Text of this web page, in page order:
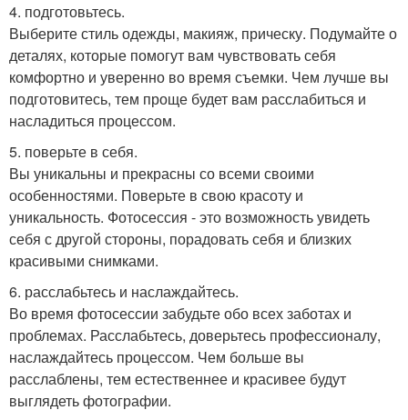
4. подготовьтесь.
Выберите стиль одежды, макияж, прическу. Подумайте о
деталях, которые помогут вам чувствовать себя
комфортно и уверенно во время съемки. Чем лучше вы
подготовитесь, тем проще будет вам расслабиться и
насладиться процессом.
5. поверьте в себя.
Вы уникальны и прекрасны со всеми своими
особенностями. Поверьте в свою красоту и
уникальность. Фотосессия - это возможность увидеть
себя с другой стороны, порадовать себя и близких
красивыми снимками.
6. расслабьтесь и наслаждайтесь.
Во время фотосессии забудьте обо всех заботах и
проблемах. Расслабьтесь, доверьтесь профессионалу,
наслаждайтесь процессом. Чем больше вы
расслаблены, тем естественнее и красивее будут
выглядеть фотографии.